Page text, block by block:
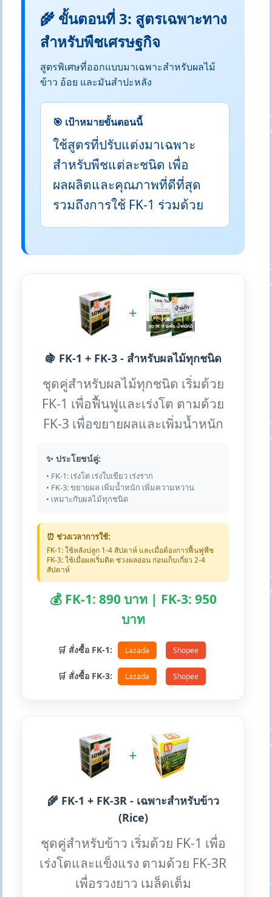
🌾 ขั้นตอนที่ 3: สูตรเฉพาะทาง
สำหรับพืชเศรษฐกิจ
สูตรพิเศษที่ออกแบบมาเฉพาะสำหรับผลไม้
ข้าว อ้อย และมันสำปะหลัง
🎯 เป้าหมายขั้นตอนนี้
ใช้สูตรที่ปรับแต่งมาเฉพาะ
สำหรับพืชแต่ละชนิด เพื่อ
ผลผลิตและคุณภาพที่ดีที่สุด
รวมถึงการใช้ FK-1 ร่วมด้วย
+
🍇 FK-1 + FK-3 - สำหรับผลไม้ทุกชนิด
ชุดคู่สำหรับผลไม้ทุกชนิด เริ่มด้วย
FK-1 เพื่อฟื้นฟูและเร่งโต ตามด้วย
FK-3 เพื่อขยายผลและเพิ่มน้ำหนัก
✨ ประโยชน์คู่:
• FK-1: เร่งโต เร่งใบเขียว เร่งราก
• FK-3: ขยายผล เพิ่มน้ำหนัก เพิ่มความหวาน
• เหมาะกับผลไม้ทุกชนิด
⏰ ช่วงเวลาการใช้:
FK-1: ใช้หลังปลูก 1-4 สัปดาห์ และเมื่อต้องการฟื้นฟูพืช
FK-3: ใช้เมื่อผลเริ่มติด ช่วงผลอ่อน ก่อนเก็บเกี่ยว 2-4
สัปดาห์
💰 FK-1: 890 บาท | FK-3: 950
บาท
🛒 สั่งซื้อ FK-1: Lazada Shopee
🛒 สั่งซื้อ FK-3: Lazada Shopee
+
🌾 FK-1 + FK-3R - เฉพาะสำหรับข้าว
(Rice)
ชุดคู่สำหรับข้าว เริ่มด้วย FK-1 เพื่อ
เร่งโตและแข็งแรง ตามด้วย FK-3R
เพื่อรวงยาว เมล็ดเต็ม